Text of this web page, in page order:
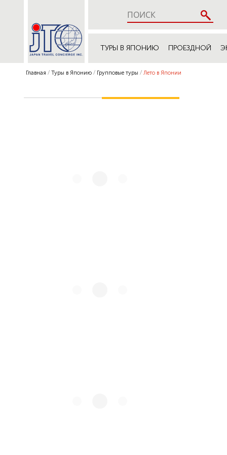
ТУРЫ В ЯПОНИЮ ПРОЕЗДНОЙ
Главная Туры в Японию Групповые туры Лето в Японии